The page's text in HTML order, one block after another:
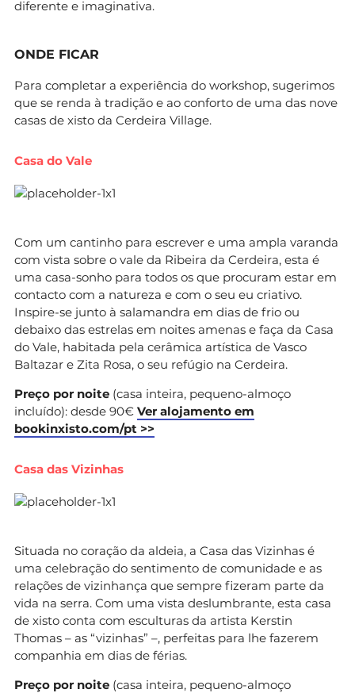
diferente e imaginativa.
ONDE FICAR
Para completar a experiência do workshop, sugerimos
que se renda à tradição e ao conforto de uma das nove
casas de xisto da Cerdeira Village.
Casa do Vale
Com um cantinho para escrever e uma ampla varanda
com vista sobre o vale da Ribeira da Cerdeira, esta é
uma casa-sonho para todos os que procuram estar em
contacto com a natureza e com o seu eu criativo.
Inspire-se junto à salamandra em dias de frio ou
debaixo das estrelas em noites amenas e faça da Casa
do Vale, habitada pela cerâmica artística de Vasco
Baltazar e Zita Rosa, o seu refúgio na Cerdeira.
Preço por noite (casa inteira, pequeno-almoço
incluído): desde 90€ Ver alojamento em
bookinxisto.com/pt >>
Casa das Vizinhas
Situada no coração da aldeia, a Casa das Vizinhas é
uma celebração do sentimento de comunidade e as
relações de vizinhança que sempre fizeram parte da
vida na serra. Com uma vista deslumbrante, esta casa
de xisto conta com esculturas da artista Kerstin
Thomas – as “vizinhas” –, perfeitas para lhe fazerem
companhia em dias de férias.
Preço por noite (casa inteira, pequeno-almoço